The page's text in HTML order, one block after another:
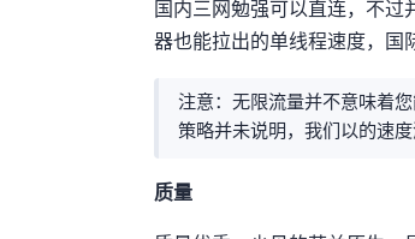
国内三网勉强可以直连，不过并
器也能拉出7Gbps+的单线程速度
注意：无限流量并不意味着您
策略并未说明，我们以15Gbps
IP质量